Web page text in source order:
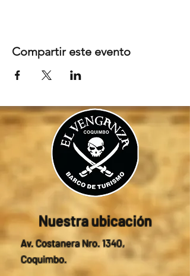
Compartir este evento
Nuestra ubicación
Av. Costanera Nro. 1340,
Coquimbo.